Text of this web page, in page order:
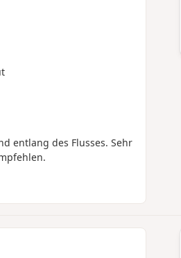
entlang des Flusses. Sehr